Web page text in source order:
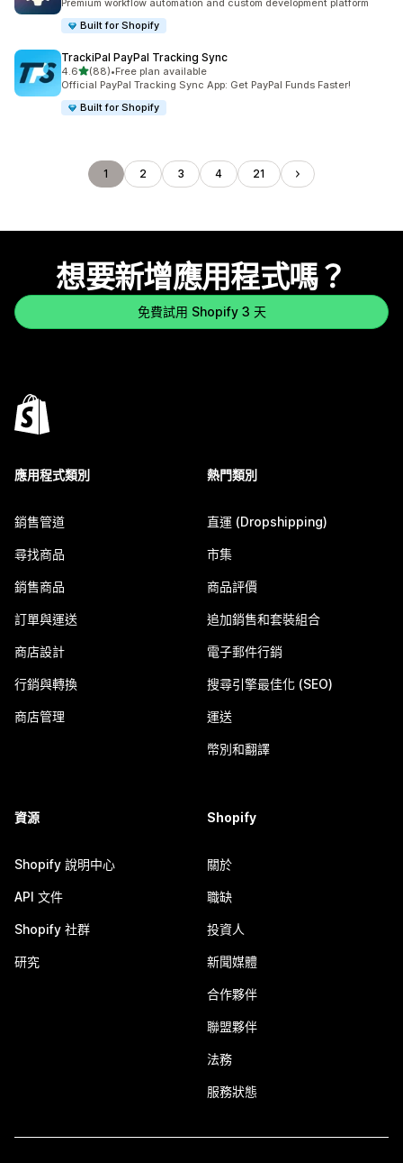
Premium workflow automation and custom development platform
Built for Shopify
TrackiPal PayPal Tracking Sync
4.6滿分 5 顆星
(88)
共有 88 則評價
•Free plan available
Official PayPal Tracking Sync App: Get PayPal Funds Faster!
Built for Shopify
1 2 3 4 21
想要新增應用程式嗎？
免費試用 Shopify 3 天
應用程式類別
銷售管道
尋找商品
銷售商品
訂單與運送
商店設計
行銷與轉換
商店管理
熱門類別
直運 (Dropshipping)
市集
商品評價
追加銷售和套裝組合
電子郵件行銷
搜尋引擎最佳化 (SEO)
運送
幣別和翻譯
資源
Shopify 說明中心
API 文件
Shopify 社群
研究
Shopify
關於
職缺
投資人
新聞媒體
合作夥伴
聯盟夥伴
法務
服務狀態